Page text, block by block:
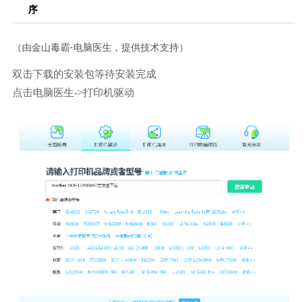
序
（由金山毒霸-电脑医生，提供技术支持）
双击下载的安装包等待安装完成
点击电脑医生->打印机驱动